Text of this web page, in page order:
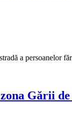
a persoanelor
Gării